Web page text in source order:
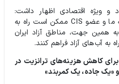
و‌ ویژه اقتصادی اظهار داشت:
بسیاری از کشورهای همسایه ما و عضو CIS ممکن است راه به
همین جهت، مناطق آزاد ایران
به آب‌های آزاد فراهم کنند.
کاهش هزینه‌های ترانزیت در
«یک جاده، یک کمربند»